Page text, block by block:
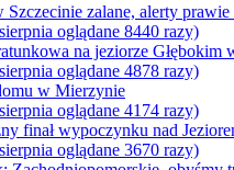
Szczecinie zalane, alerty
oglądane 8440 razy)
na jeziorze Głębokim
oglądane 4878 razy)
w Mierzynie
oglądane 4174 razy)
finał wypoczynku nad
oglądane 3670 razy)